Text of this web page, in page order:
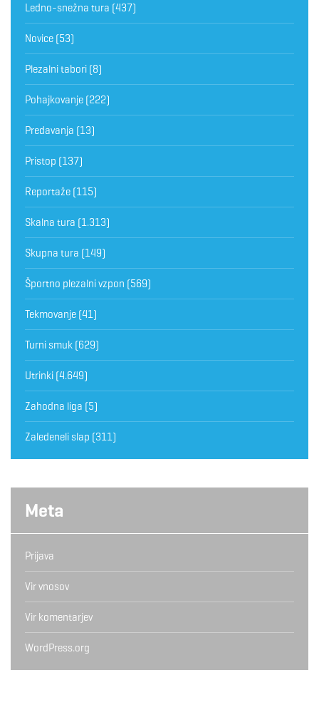
Ledno-snežna tura (437)
Novice (53)
Plezalni tabori (8)
Pohajkovanje (222)
Predavanja (13)
Pristop (137)
Reportaže (115)
Skalna tura (1.313)
Skupna tura (149)
Športno plezalni vzpon (569)
Tekmovanje (41)
Turni smuk (629)
Utrinki (4.649)
Zahodna liga (5)
Zaledeneli slap (311)
Meta
Prijava
Vir vnosov
Vir komentarjev
WordPress.org